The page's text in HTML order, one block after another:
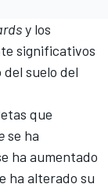
y los
significativos
suelo del
que
se ha
ha aumentado
ha alterado su